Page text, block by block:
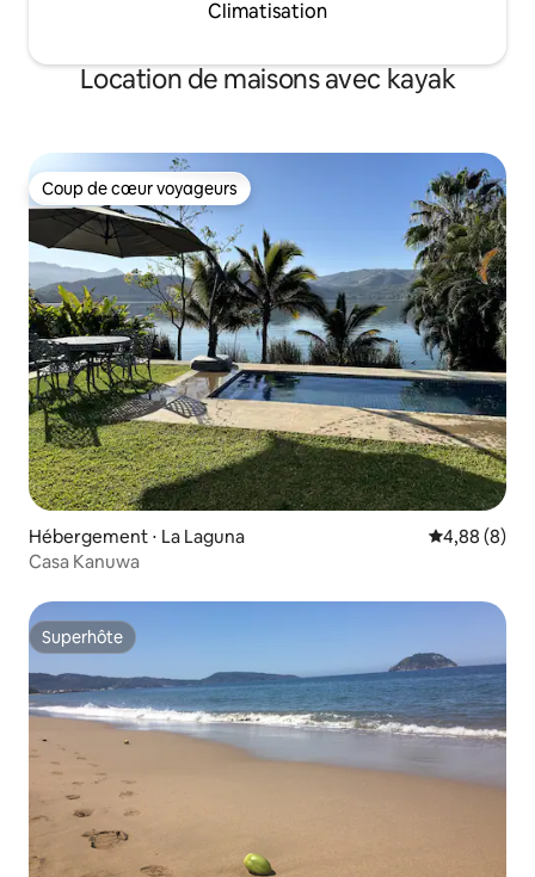
Climatisation
Location de maisons avec kayak
Coup de cœur voyageurs
Coup de cœur voyageurs
Hébergement ⋅ La Laguna Évaluation
4,88 (8)
Casa Kanuwa
Superhôte
Superhôte